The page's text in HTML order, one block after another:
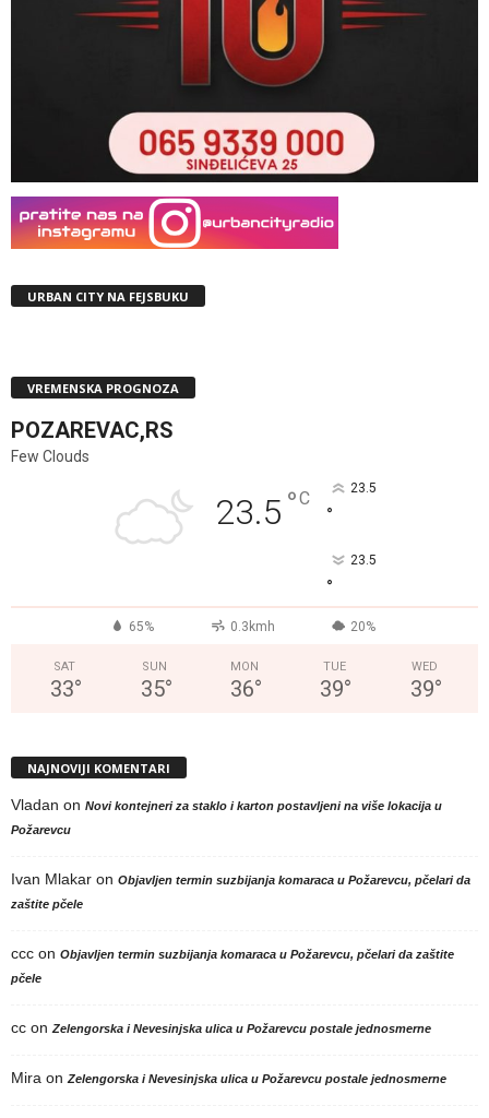
URBAN CITY NA FEJSBUKU
VREMENSKA PROGNOZA
POZAREVAC,RS
Few Clouds
23.5 °C 23.5
°
23.5
°
65% 0.3kmh 20%
SAT
33°
SUN
35°
MON
36°
TUE
39°
WED
39°
NAJNOVIJI KOMENTARI
Vladan on Novi kontejneri za staklo i karton postavljeni na više lokacija u
Požarevcu
Ivan Mlakar on Objavljen termin suzbijanja komaraca u Požarevcu, pčelari da
zaštite pčele
ccc on Objavljen termin suzbijanja komaraca u Požarevcu, pčelari da zaštite
pčele
cc on Zelengorska i Nevesinjska ulica u Požarevcu postale jednosmerne
Mira on Zelengorska i Nevesinjska ulica u Požarevcu postale jednosmerne